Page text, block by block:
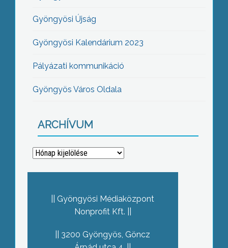
Gyöngyösi Újság
Gyöngyösi Kalendárium 2023
Pályázati kommunikáció
Gyöngyös Város Oldala
ARCHÍVUM
Archívum
Gyöngyösi Médiaközpont
Nonprofit Kft.
3200 Gyöngyös, Göncz